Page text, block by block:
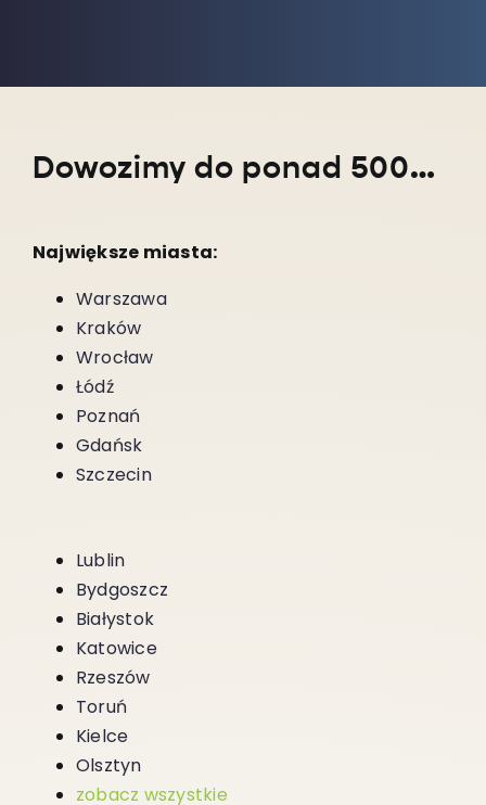
Dowozimy do ponad 5000 miejscowości w całym kraju!
Największe miasta:
Warszawa
Kraków
Wrocław
Łódź
Poznań
Gdańsk
Szczecin
Lublin
Bydgoszcz
Białystok
Katowice
Rzeszów
Toruń
Kielce
Olsztyn
zobacz wszystkie